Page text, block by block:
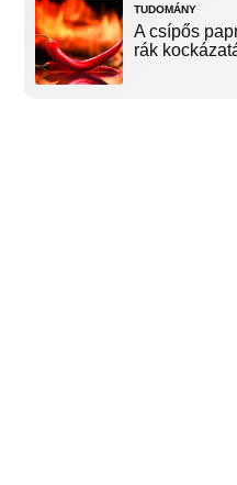
TUDOMÁNY
A csípős
rák